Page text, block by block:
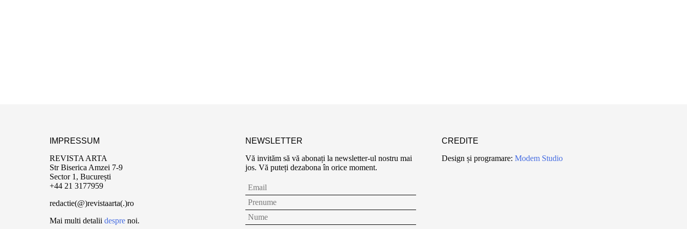
IMPRESSUM
REVISTA ARTA
Str Biserica Amzei 7-9
Sector 1, București
+44 21 3177959
redactie(@)revistaarta(.)ro
Mai multi detalii despre noi.
NEWSLETTER
Vă invităm să vă abonați la newsletter-ul nostru mai
jos. Vă puteți dezabona în orice moment.
CREDITE
Design și programare: Modem Studio